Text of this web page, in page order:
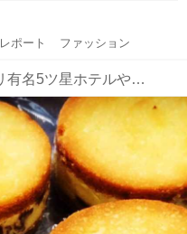
レポート ファッション
あのパリ有名5ツ星ホテルやミシュランシェフ御用達！パリで人気の高級バター＆チーズメゾン「beillevaire」がオープン